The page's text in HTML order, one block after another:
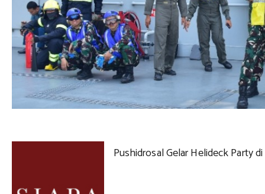
Pushidrosal Gelar Helideck Party